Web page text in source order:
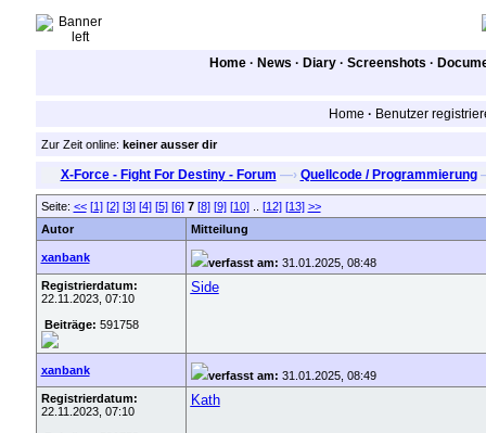
Home · News · Diary · Screenshots ·
Home · Benutzer
Zur Zeit online: keiner ausser dir
X-Force - Fight For Destiny - Forum —› Quellcode / Programmierung
Seite: << [1] [2] [3] [4] [5] [6] 7 [8] [9] [10].. [12] [13] >>
Autor
Mitteilung
xanbank verfasst am: 31.01.2025, 08:48
Registrierdatum:
22.11.2023, 07:10
Beiträge: 591758
Side
xanbank verfasst am: 31.01.2025, 08:49
Registrierdatum:
22.11.2023, 07:10
Kath